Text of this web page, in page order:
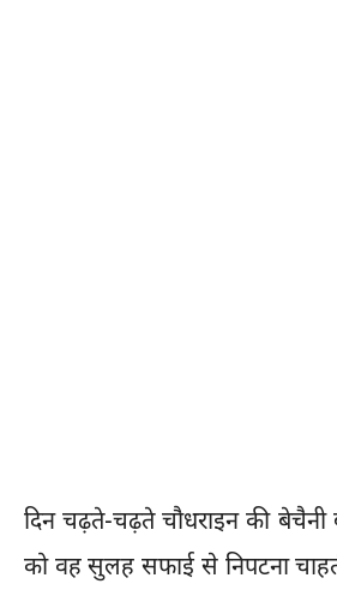
दिन चढ़ते-चढ़ते चौधराइन की
को वह सुलह सफाई से निपटना